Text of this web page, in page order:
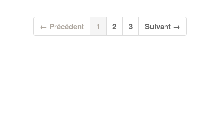
← Précédent 1 (current)
2 3 Suivant →